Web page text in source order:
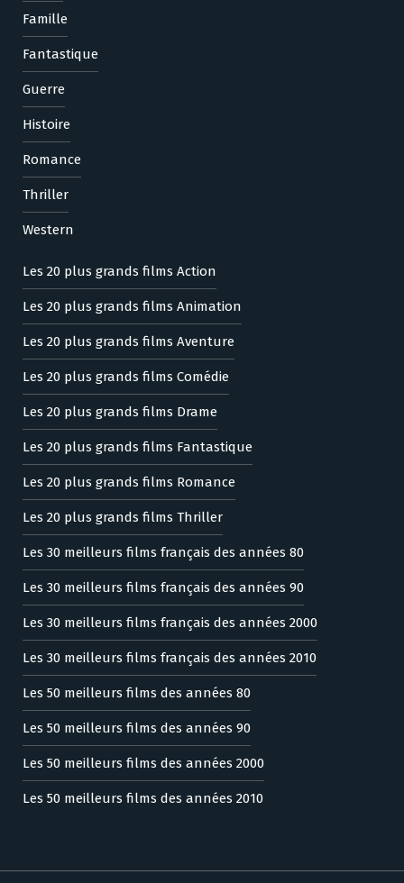
Famille
Fantastique
Guerre
Histoire
Romance
Thriller
Western
Les 20 plus grands films Action
Les 20 plus grands films Animation
Les 20 plus grands films Aventure
Les 20 plus grands films Comédie
Les 20 plus grands films Drame
Les 20 plus grands films Fantastique
Les 20 plus grands films Romance
Les 20 plus grands films Thriller
Les 30 meilleurs films français des années 80
Les 30 meilleurs films français des années 90
Les 30 meilleurs films français des années 2000
Les 30 meilleurs films français des années 2010
Les 50 meilleurs films des années 80
Les 50 meilleurs films des années 90
Les 50 meilleurs films des années 2000
Les 50 meilleurs films des années 2010